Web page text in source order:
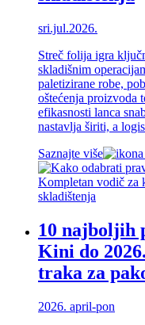
sri.jul.2026.
Streč folija igra
skladišnim
paletizirane robe,
oštećenja proizvoda
efikasnosti lanca
nastavlja širiti, a
Saznajte više
10 najboljih
Kini do
traka za
2026. april-pon